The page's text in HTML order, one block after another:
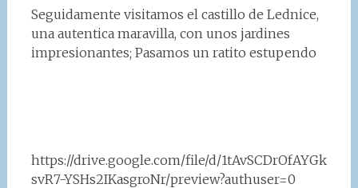
Seguidamente visitamos el castillo de Lednice,
una autentica maravilla, con unos jardines
impresionantes; Pasamos un ratito estupendo
https://drive.google.com/file/d/1tAvSCDrOfAYGk
svR7-YSHs2IKasgroNr/preview?authuser=0